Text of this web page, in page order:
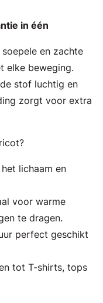
in één
en zachte
elke beweging.
stof luchtig en
zorgt voor extra
lichaam en
voor warme
te dragen.
perfect geschikt
tot T-shirts, tops